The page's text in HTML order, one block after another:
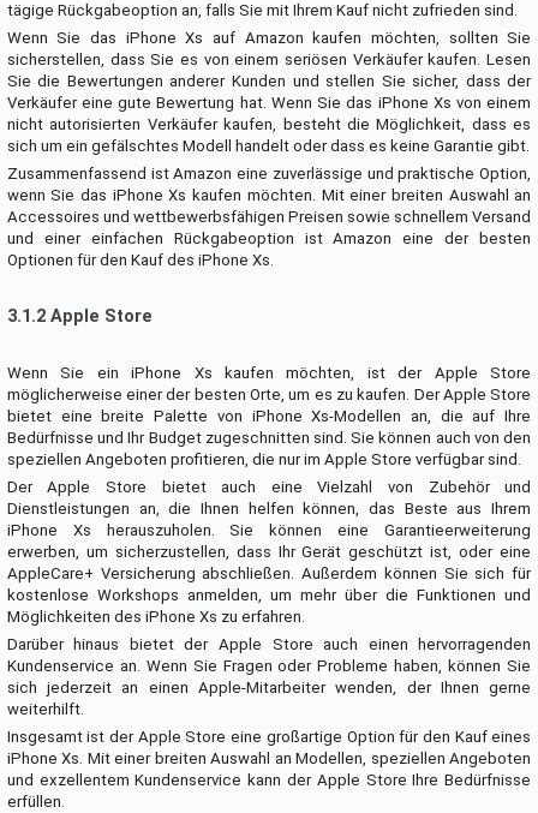
tägige Rückgabeoption an, falls Sie mit Ihrem Kauf nicht zufrieden sind.
Wenn Sie das iPhone Xs auf Amazon kaufen möchten, sollten Sie
sicherstellen, dass Sie es von einem seriösen Verkäufer kaufen. Lesen
Sie die Bewertungen anderer Kunden und stellen Sie sicher, dass der
Verkäufer eine gute Bewertung hat. Wenn Sie das iPhone Xs von einem
nicht autorisierten Verkäufer kaufen, besteht die Möglichkeit, dass es
sich um ein gefälschtes Modell handelt oder dass es keine Garantie gibt.
Zusammenfassend ist Amazon eine zuverlässige und praktische Option,
wenn Sie das iPhone Xs kaufen möchten. Mit einer breiten Auswahl an
Accessoires und wettbewerbsfähigen Preisen sowie schnellem Versand
und einer einfachen Rückgabeoption ist Amazon eine der besten
Optionen für den Kauf des iPhone Xs.
3.1.2 Apple Store
Wenn Sie ein iPhone Xs kaufen möchten, ist der Apple Store
möglicherweise einer der besten Orte, um es zu kaufen. Der Apple Store
bietet eine breite Palette von iPhone Xs-Modellen an, die auf Ihre
Bedürfnisse und Ihr Budget zugeschnitten sind. Sie können auch von den
speziellen Angeboten profitieren, die nur im Apple Store verfügbar sind.
Der Apple Store bietet auch eine Vielzahl von Zubehör und
Dienstleistungen an, die Ihnen helfen können, das Beste aus Ihrem
iPhone Xs herauszuholen. Sie können eine Garantieerweiterung
erwerben, um sicherzustellen, dass Ihr Gerät geschützt ist, oder eine
AppleCare+ Versicherung abschließen. Außerdem können Sie sich für
kostenlose Workshops anmelden, um mehr über die Funktionen und
Möglichkeiten des iPhone Xs zu erfahren.
Darüber hinaus bietet der Apple Store auch einen hervorragenden
Kundenservice an. Wenn Sie Fragen oder Probleme haben, können Sie
sich jederzeit an einen Apple-Mitarbeiter wenden, der Ihnen gerne
weiterhilft.
Insgesamt ist der Apple Store eine großartige Option für den Kauf eines
iPhone Xs. Mit einer breiten Auswahl an Modellen, speziellen Angeboten
und exzellentem Kundenservice kann der Apple Store Ihre Bedürfnisse
erfüllen.